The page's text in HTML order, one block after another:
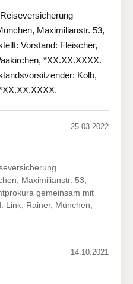
Maximilianstr. 53,
Vorstand: Fleischer,
*XX.XX.XXXX.
Kolb,
25.03.2022
Maximilianstr. 53,
gemeinsam mit
Link, Rainer, München,
14.10.2021